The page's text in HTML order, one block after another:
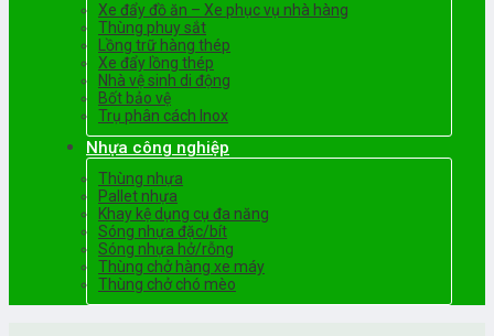
Xe đẩy đồ ăn – Xe phục vụ nhà hàng
Thùng phuy sắt
Lồng trữ hàng thép
Xe đẩy lồng thép
Nhà vệ sinh di động
Bốt bảo vệ
Trụ phân cách Inox
Nhựa công nghiệp
Thùng nhựa
Pallet nhựa
Khay kệ dụng cụ đa năng
Sóng nhựa đặc/bít
Sóng nhựa hở/rỗng
Thùng chở hàng xe máy
Thùng chở chó mèo